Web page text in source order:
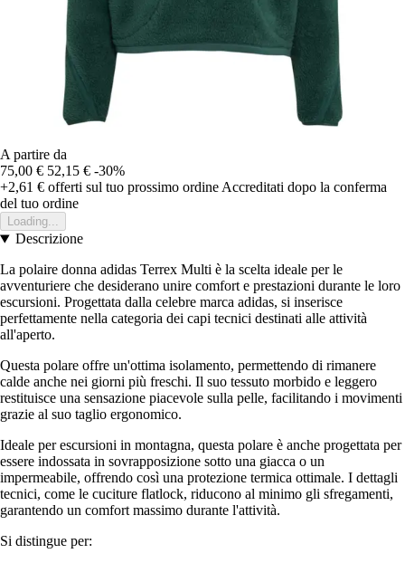
A partire da
75,00 € 52,15 € -30%
+2,61 € offerti sul tuo prossimo ordineAccreditati dopo la conferma
del tuo ordine
Loading...
Descrizione
La polaire donna adidas Terrex Multi è la scelta ideale per le
avventuriere che desiderano unire comfort e prestazioni durante le loro
escursioni. Progettata dalla celebre marca adidas, si inserisce
perfettamente nella categoria dei capi tecnici destinati alle attività
all'aperto.
Questa polare offre un'ottima isolamento, permettendo di rimanere
calde anche nei giorni più freschi. Il suo tessuto morbido e leggero
restituisce una sensazione piacevole sulla pelle, facilitando i movimenti
grazie al suo taglio ergonomico.
Ideale per escursioni in montagna, questa polare è anche progettata per
essere indossata in sovrapposizione sotto una giacca o un
impermeabile, offrendo così una protezione termica ottimale. I dettagli
tecnici, come le cuciture flatlock, riducono al minimo gli sfregamenti,
garantendo un comfort massimo durante l'attività.
Si distingue per: